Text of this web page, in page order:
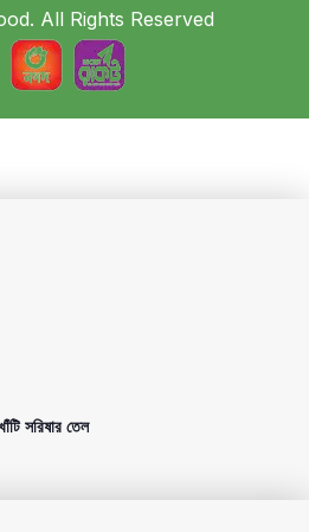
All Rights Reserved
সরিষার তেল